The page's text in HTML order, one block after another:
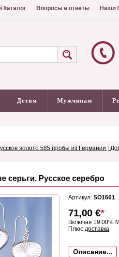
Вопросы и ответы Наши
Детям Мужчинам
золото 585 пробы из Германии |
серьги. Русское серебро
Артикул: SO1661
71,00 €*
Включая 19.00%
Плюс доставка
Описание...